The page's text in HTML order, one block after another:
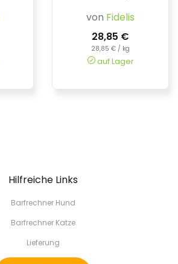
von Fidelis
28,85 €
28,85 € / kg
auf Lager
Hilfreiche Links
Barfrechner Hund
Barfrechner Katze
Lieferung